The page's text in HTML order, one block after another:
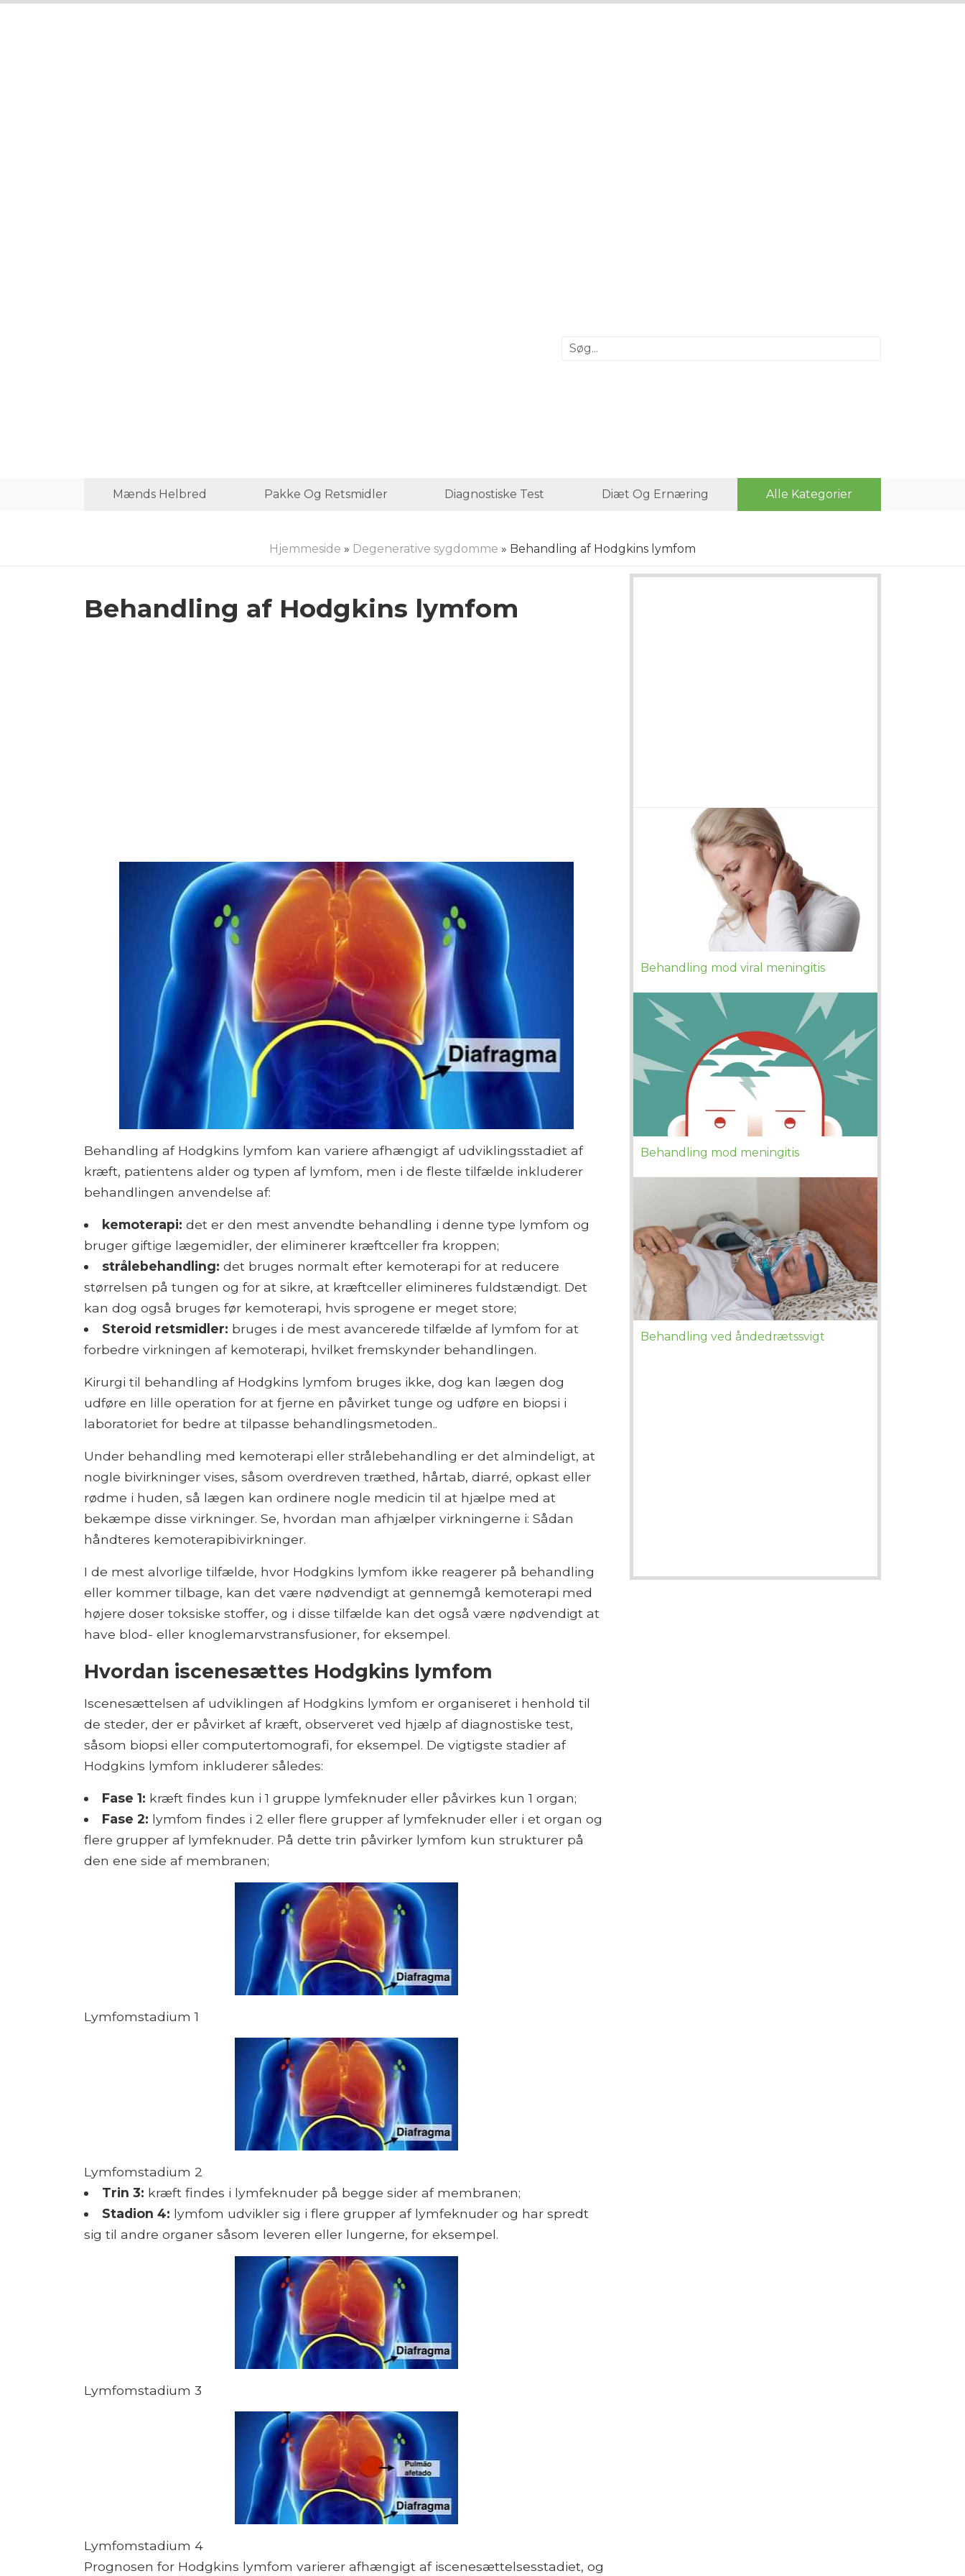
Mænds Helbred Pakke Og Retsmidler Diagnostiske Test Diæt Og Ernæring Alle Kategorier
Hjemmeside » Degenerative sygdomme » Behandling af Hodgkins lymfom
Behandling af Hodgkins lymfom
Behandling af Hodgkins lymfom kan variere afhængigt af udviklingsstadiet af
kræft, patientens alder og typen af ​​lymfom, men i de fleste tilfælde inkluderer
behandlingen anvendelse af:
kemoterapi: det er den mest anvendte behandling i denne type lymfom og
bruger giftige lægemidler, der eliminerer kræftceller fra kroppen;
strålebehandling: det bruges normalt efter kemoterapi for at reducere
størrelsen på tungen og for at sikre, at kræftceller elimineres fuldstændigt. Det
kan dog også bruges før kemoterapi, hvis sprogene er meget store;
Steroid retsmidler: bruges i de mest avancerede tilfælde af lymfom for at
forbedre virkningen af ​​kemoterapi, hvilket fremskynder behandlingen.
Kirurgi til behandling af Hodgkins lymfom bruges ikke, dog kan lægen dog
udføre en lille operation for at fjerne en påvirket tunge og udføre en biopsi i
laboratoriet for bedre at tilpasse behandlingsmetoden..
Under behandling med kemoterapi eller strålebehandling er det almindeligt, at
nogle bivirkninger vises, såsom overdreven træthed, hårtab, diarré, opkast eller
rødme i huden, så lægen kan ordinere nogle medicin til at hjælpe med at
bekæmpe disse virkninger. Se, hvordan man afhjælper virkningerne i: Sådan
håndteres kemoterapibivirkninger.
I de mest alvorlige tilfælde, hvor Hodgkins lymfom ikke reagerer på behandling
eller kommer tilbage, kan det være nødvendigt at gennemgå kemoterapi med
højere doser toksiske stoffer, og i disse tilfælde kan det også være nødvendigt at
have blod- eller knoglemarvstransfusioner, for eksempel.
Hvordan iscenesættes Hodgkins lymfom
Iscenesættelsen af ​​udviklingen af ​​Hodgkins lymfom er organiseret i henhold til
de steder, der er påvirket af kræft, observeret ved hjælp af diagnostiske test,
såsom biopsi eller computertomografi, for eksempel. De vigtigste stadier af
Hodgkins lymfom inkluderer således:
Fase 1: kræft findes kun i 1 gruppe lymfeknuder eller påvirkes kun 1 organ;
Fase 2: lymfom findes i 2 eller flere grupper af lymfeknuder eller i et organ og
flere grupper af lymfeknuder. På dette trin påvirker lymfom kun strukturer på
den ene side af membranen;
Lymfomstadium 1
Lymfomstadium 2
Trin 3: kræft findes i lymfeknuder på begge sider af membranen;
Stadion 4: lymfom udvikler sig i flere grupper af lymfeknuder og har spredt
sig til andre organer såsom leveren eller lungerne, for eksempel.
Lymfomstadium 3
Lymfomstadium 4
Prognosen for Hodgkins lymfom varierer afhængigt af iscenesættelsesstadiet, og
Behandling mod viral meningitis
Behandling mod meningitis
Behandling ved åndedrætssvigt